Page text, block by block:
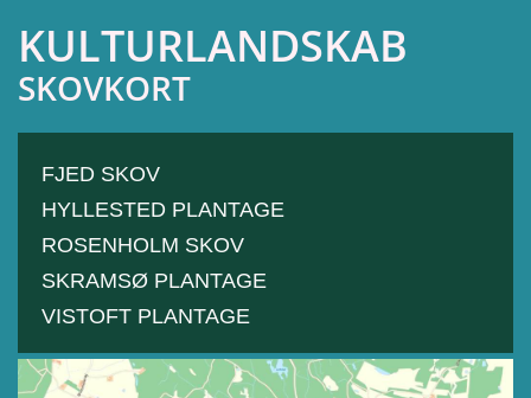
KULTURLANDSKAB
SKOVKORT
FJED SKOV
HYLLESTED PLANTAGE
ROSENHOLM SKOV
SKRAMSØ PLANTAGE
VISTOFT PLANTAGE